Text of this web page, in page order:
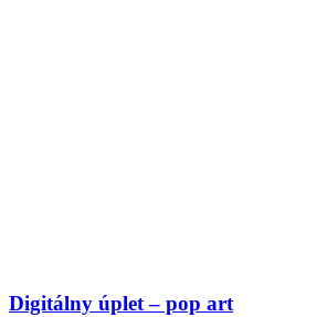
Digitálny úplet – pop art